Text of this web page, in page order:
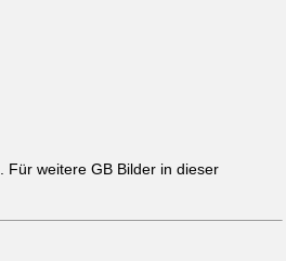
. Für weitere GB Bilder in dieser